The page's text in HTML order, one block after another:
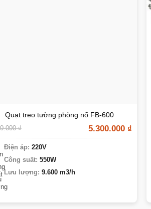
Quạt treo tường phòng nổ FB-600
₫ 5.300.000 ₫
Điện áp: 220V
Công suất: 550W
Lưu lượng: 9.600 m3/h